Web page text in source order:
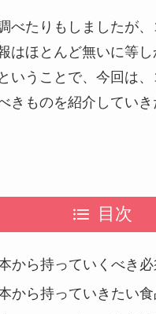
べたりもしましたが
はほとんど無いに等
うことで、今回は、
きものを紹介していき
目次
から持っていくべき
から持っていきたい食